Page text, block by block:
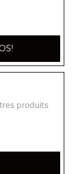
produits